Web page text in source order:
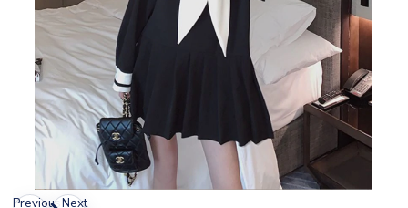
Previous Next